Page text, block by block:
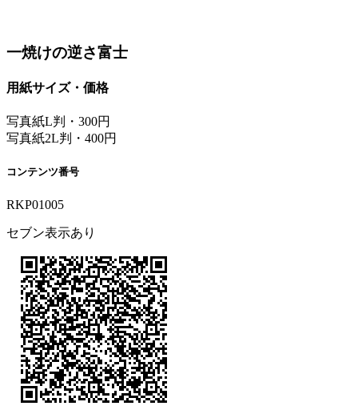
一焼けの逆さ富士
用紙サイズ・価格
写真紙L判・300円
写真紙2L判・400円
コンテンツ番号
RKP01005
セブン表示あり